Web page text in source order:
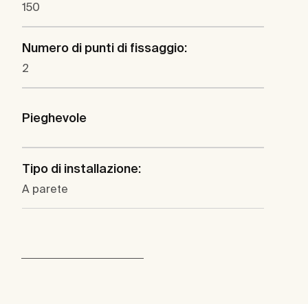
150
Numero di punti di fissaggio:
2
Pieghevole
Tipo di installazione:
A parete